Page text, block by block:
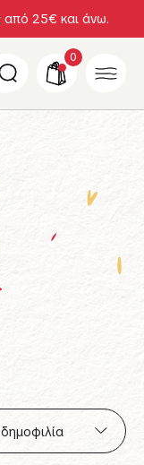
από 25€ και άνω.
0